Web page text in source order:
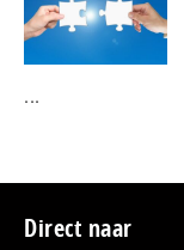
...
Footer
Direct naar